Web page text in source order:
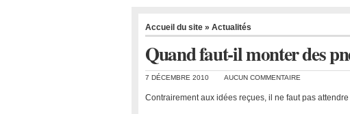
Accueil du site » Actualités
Quand faut-il monter des
7 DÉCEMBRE 2010 AUCUN COMMENTAIRE
Contrairement aux idées reçues, il ne faut pas